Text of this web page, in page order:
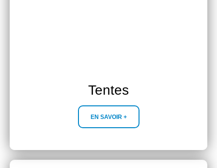
Tentes
EN SAVOIR +